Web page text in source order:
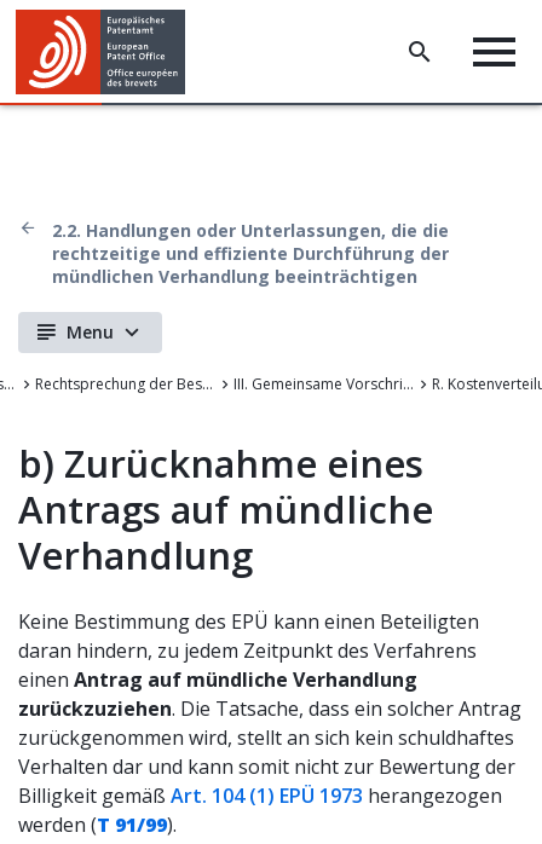
2.2. Handlungen oder Unterlassungen, die die
rechtzeitige und effiziente Durchführung der
mündlichen Verhandlung beeinträchtigen
Menu
Rechtsprechung der Beschwerdekammern des EPA Rechtsprechung der Beschwerdekammern des Europäischen Patentamts III. Gemeinsame Vorschriften für die Verfahren vor dem EPA R.
b) Zurücknahme eines
Antrags auf mündliche
Verhandlung
Keine Bestimmung des EPÜ kann einen Beteiligten
daran hindern, zu jedem Zeitpunkt des Verfahrens
einen Antrag auf mündliche Verhandlung
zurückzuziehen. Die Tatsache, dass ein solcher Antrag
zurückgenommen wird, stellt an sich kein schuldhaftes
Verhalten dar und kann somit nicht zur Bewertung der
Billigkeit gemäß Art. 104 (1) EPÜ 1973 herangezogen
werden (T 91/99).